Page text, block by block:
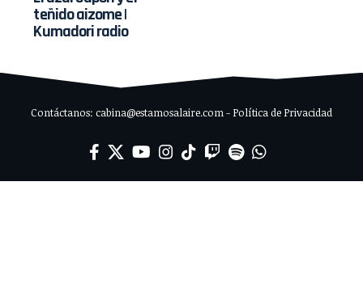
teñido aizome |
Kumadori radio
Contáctanos: cabina@estamosalaire.com - Política de Privacidad